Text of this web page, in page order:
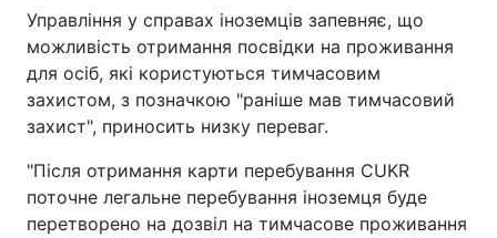
Управління у справах іноземців запевняє, що
можливість отримання посвідки на проживання
для осіб, які користуються тимчасовим
захистом, з позначкою "раніше мав тимчасовий
захист", приносить низку переваг.
"Після отримання карти перебування CUKR
поточне легальне перебування іноземця буде
перетворено на дозвіл на тимчасове проживання